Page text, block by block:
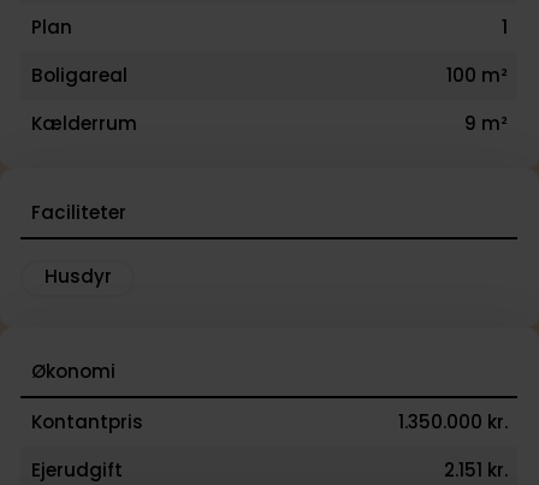
Plan
1
Boligareal
100 m²
Kælderrum
9 m²
Faciliteter
Husdyr
Økonomi
Kontantpris
1.350.000 kr.
Ejerudgift
2.151 kr.